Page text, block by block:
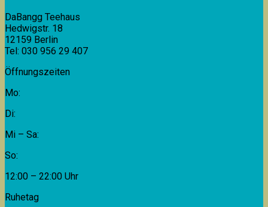
DaBangg Teehaus
Hedwigstr. 18
12159 Berlin
Tel: 030 956 29 407
Öffnungszeiten
Mo:
Di:
Mi – Sa:
So:
12:00 – 22:00 Uhr
Ruhetag